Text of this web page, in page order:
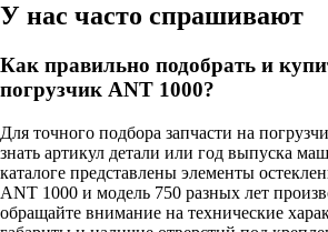
У нас часто спрашивают
Как правильно подобрать и
погрузчик ANT 1000?
Для точного подбора запчасти на
знать артикул детали или год выпуска
каталоге представлены элементы
ANT 1000 и модель 750 разных лет
обращайте внимание на технические